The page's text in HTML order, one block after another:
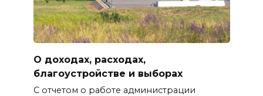
О доходах, расходах,
благоустройстве и выборах
С отчетом о работе администрации